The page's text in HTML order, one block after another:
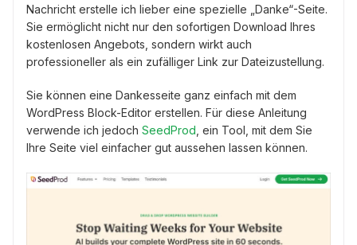
Nachricht erstelle ich lieber eine spezielle „Danke“-Seite.
Sie ermöglicht nicht nur den sofortigen Download Ihres
kostenlosen Angebots, sondern wirkt auch
professioneller als ein zufälliger Link zur Dateizustellung.
Sie können eine Dankesseite ganz einfach mit dem
WordPress Block-Editor erstellen. Für diese Anleitung
verwende ich jedoch SeedProd , ein Tool, mit dem Sie
Ihre Seite viel einfacher gut aussehen lassen können.